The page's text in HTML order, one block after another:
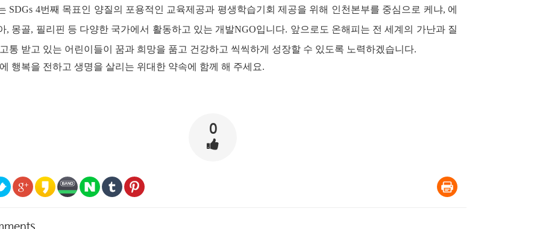
SDGs 4번째 목표인 양질의 포용적인 교육제공과 평생학습기회 제공을 위해 인천본부를 중심으로 케냐, 에
, 몽골, 필리핀 등 다양한 국가에서 활동하고 있는 개발NGO입니다. 앞으로도 온해피는 전 세계의 가난과 질
통 받고 있는 어린이들이 꿈과 희망을 품고 건강하고 씩씩하게 성장할 수 있도록 노력하겠습니다.
행복을 전하고 생명을 살리는 위대한 약속에 함께 해 주세요.
0